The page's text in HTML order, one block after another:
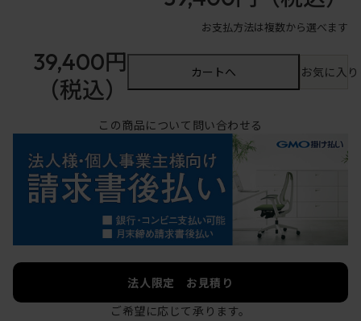
お支払方法は複数から選べます
39,400円
（税込）
カートへ お気に入
この商品について問い合わせる
法人限定 お見積り
ご希望に応じて承ります。